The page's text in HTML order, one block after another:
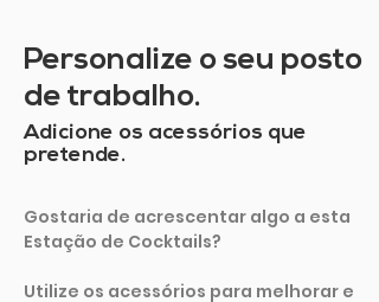
Personalize o seu posto
de trabalho.
Adicione os acessórios que
pretende.
Gostaria de acrescentar algo a esta
Estação de Cocktails?
Utilize os acessórios para melhorar e